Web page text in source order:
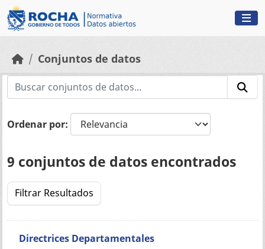
Skip to main content
Conjuntos de datos
Ordenar por
9 conjuntos de datos encontrados
Filtrar Resultados
Directrices Departamentales